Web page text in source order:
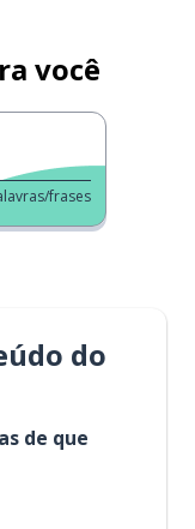
você
frases
do
de que